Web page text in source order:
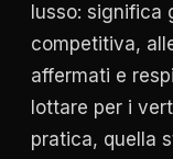
lusso: significa
competitiva,
affermati e
lottare per i
pratica, quella